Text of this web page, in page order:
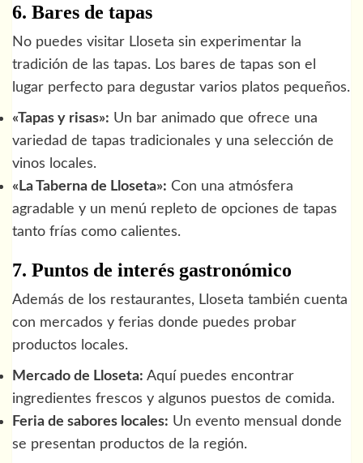
6. Bares de tapas
No puedes visitar Lloseta sin experimentar la
tradición de las tapas. Los bares de tapas son el
lugar perfecto para degustar varios platos pequeños.
«Tapas y risas»: Un bar animado que ofrece una
variedad de tapas tradicionales y una selección de
vinos locales.
«La Taberna de Lloseta»: Con una atmósfera
agradable y un menú repleto de opciones de tapas
tanto frías como calientes.
7. Puntos de interés gastronómico
Además de los restaurantes, Lloseta también cuenta
con mercados y ferias donde puedes probar
productos locales.
Mercado de Lloseta: Aquí puedes encontrar
ingredientes frescos y algunos puestos de comida.
Feria de sabores locales: Un evento mensual donde
se presentan productos de la región.